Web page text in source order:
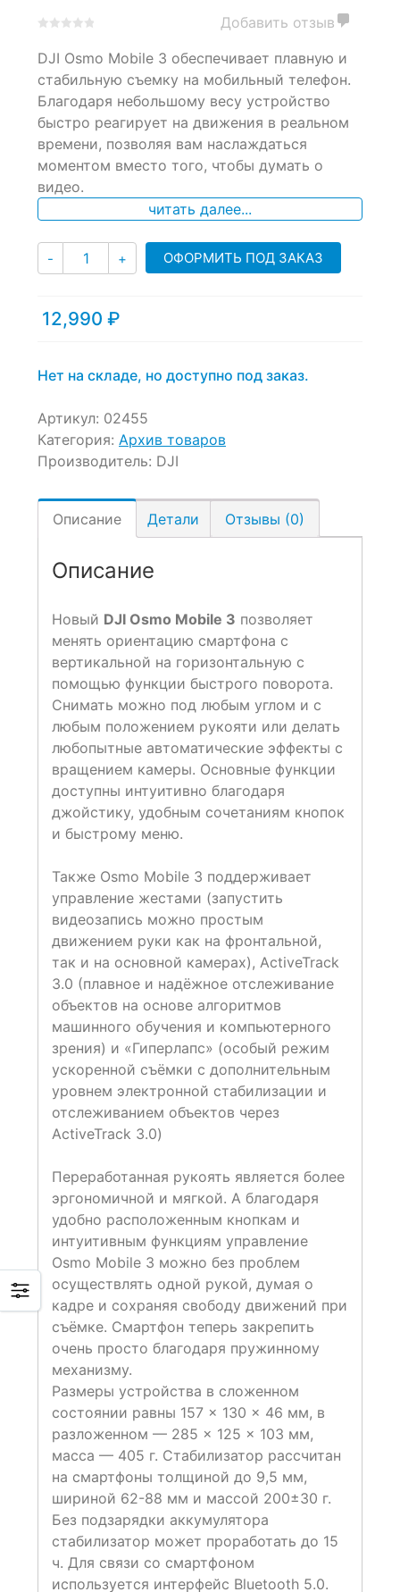
out
on
customer
ratings
Добавить отзыв
DJI Osmo Mobile 3 обеспечивает плавную и
стабильную съемку на мобильный телефон.
Благодаря небольшому весу устройство
быстро реагирует на движения в реальном
времени, позволяя вам наслаждаться
моментом вместо того, чтобы думать о
видео.
читать далее...
- Количество
+ ОФОРМИТЬ ПОД ЗАКАЗ
12,990 ₽
Нет на складе, но доступно под заказ.
Артикул: 02455
Категория: Архив товаров
Производитель: DJI
Описание Детали Отзывы (0)
Описание
Новый DJI Osmo Mobile 3 позволяет
менять ориентацию смартфона с
вертикальной на горизонтальную с
помощью функции быстрого поворота.
Снимать можно под любым углом и с
любым положением рукояти или делать
любопытные автоматические эффекты с
вращением камеры. Основные функции
доступны интуитивно благодаря
джойстику, удобным сочетаниям кнопок
и быстрому меню.
Также Osmo Mobile 3 поддерживает
управление жестами (запустить
видеозапись можно простым
движением руки как на фронтальной,
так и на основной камерах), ActiveTrack
3.0 (плавное и надёжное отслеживание
объектов на основе алгоритмов
машинного обучения и компьютерного
зрения) и «Гиперлапс» (особый режим
ускоренной съёмки с дополнительным
уровнем электронной стабилизации и
отслеживанием объектов через
ActiveTrack 3.0)
Переработанная рукоять является более
эргономичной и мягкой. А благодаря
удобно расположенным кнопкам и
интуитивным функциям управление
Osmo Mobile 3 можно без проблем
осуществлять одной рукой, думая о
кадре и сохраняя свободу движений при
съёмке. Смартфон теперь закрепить
очень просто благодаря пружинному
механизму.
Размеры устройства в сложенном
состоянии равны 157 × 130 × 46 мм, в
разложенном — 285 × 125 × 103 мм,
масса — 405 г. Стабилизатор рассчитан
на смартфоны толщиной до 9,5 мм,
шириной 62-88 мм и массой 200±30 г.
Без подзарядки аккумулятора
стабилизатор может проработать до 15
ч. Для связи со смартфоном
используется интерфейс Bluetooth 5.0.